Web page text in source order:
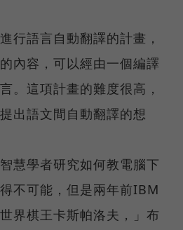
行語言自動翻譯的計畫，
內容，可以經由一個編譯
。這項計畫的難度很高，
出語文間自動翻譯的想
慧學者研究如何教電腦下
不可能，但是兩年前IBM
界棋王卡斯帕洛夫，」布